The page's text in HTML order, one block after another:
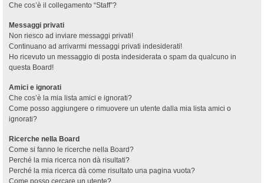
Che cos’è il collegamento “Staff”?
Messaggi privati
Non riesco ad inviare messaggi privati!
Continuano ad arrivarmi messaggi privati indesiderati!
Ho ricevuto un messaggio di posta indesiderata o spam da qualcuno in
questa Board!
Amici e ignorati
Che cos’è la mia lista amici e ignorati?
Come posso aggiungere o rimuovere un utente dalla mia lista amici o
ignorati?
Ricerche nella Board
Come si fanno le ricerche nella Board?
Perché la mia ricerca non dà risultati?
Perché la mia ricerca dà come risultato una pagina vuota?
Come posso cercare un utente?